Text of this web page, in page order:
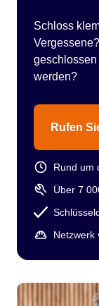
Schloss
werden?
Rufen
Rund um
Über 7
Netzwerk